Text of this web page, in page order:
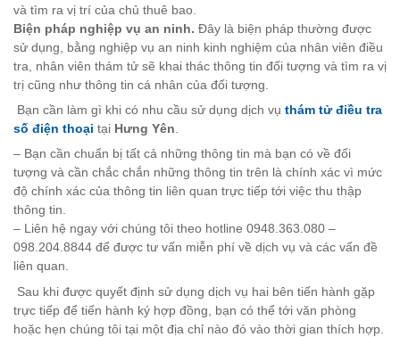
và tìm ra vị trí của chủ thuê bao.
Biện pháp nghiệp vụ an ninh. Đây là biện pháp thường được
sử dụng, bằng nghiệp vụ an ninh kinh nghiệm của nhân viên điều
tra, nhân viên thám tử sẽ khai thác thông tin đối tượng và tìm ra vị
trị cũng như thông tin cá nhân của đối tượng.
Bạn cần làm gì khi có nhu cầu sử dụng dịch vụ thám tử điều tra
số điện thoại tại Hưng Yên.
– Bạn cần chuẩn bị tất cả những thông tin mà bạn có về đối
tượng và cần chắc chắn những thông tin trên là chính xác vì mức
độ chính xác của thông tin liên quan trực tiếp tới việc thu thập
thông tin.
– Liên hệ ngay với chúng tôi theo hotline 0948.363.080 –
098.204.8844 để được tư vấn miễn phí về dịch vụ và các vấn đề
liên quan.
Sau khi được quyết định sử dụng dịch vụ hai bên tiến hành gặp
trực tiếp để tiến hành ký hợp đồng, bạn có thể tới văn phòng
hoặc hẹn chúng tôi tại một địa chỉ nào đó vào thời gian thích hợp.